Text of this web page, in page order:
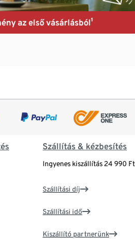
az első vásárlásból¹
Szállítás & kézbesítés
Ingyenes kiszállítás 24 990
Szállítási díj
Szállítási idő
Kiszállító partnerünk